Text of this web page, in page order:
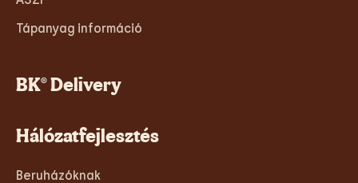
Tápanyag információ
BK® Delivery
Hálózatfejlesztés
Beruházóknak